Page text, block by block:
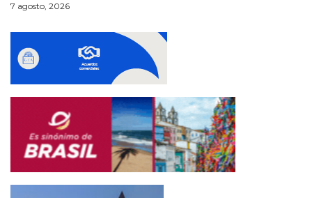
7 agosto, 2026